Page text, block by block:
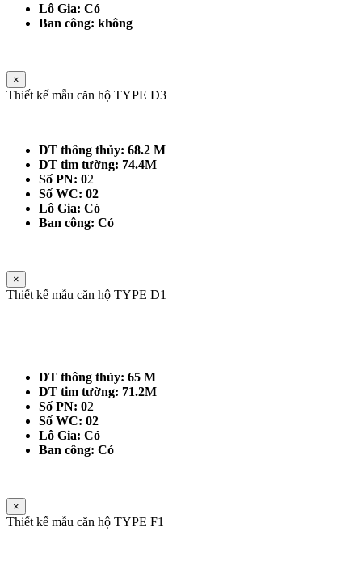
Lô Gia: Có
Ban công: không
×
Thiết kế mẫu căn hộ TYPE D3
DT thông thủy: 68.2 M
DT tim tường: 74.4M
Số PN: 02
Số WC: 02
Lô Gia: Có
Ban công: Có
×
Thiết kế mẫu căn hộ TYPE D1
DT thông thủy: 65 M
DT tim tường: 71.2M
Số PN: 02
Số WC: 02
Lô Gia: Có
Ban công: Có
×
Thiết kế mẫu căn hộ TYPE F1